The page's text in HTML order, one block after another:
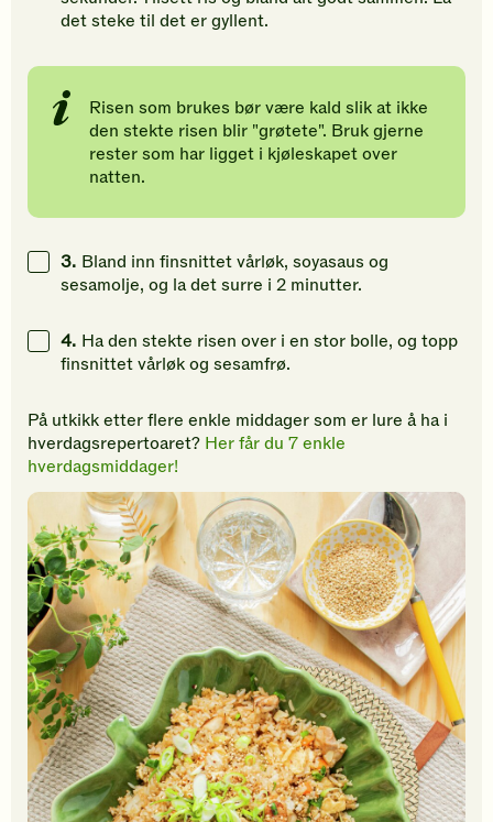
det steke til det er gyllent.
Risen som brukes bør være kald slik at ikke
den stekte risen blir "grøtete". Bruk gjerne
rester som har ligget i kjøleskapet over
natten.
3. Bland inn finsnittet vårløk, soyasaus og
sesamolje, og la det surre i 2 minutter.
4. Ha den stekte risen over i en stor bolle, og topp
finsnittet vårløk og sesamfrø.
På utkikk etter flere enkle middager som er lure å ha i
hverdagsrepertoaret? Her får du 7 enkle
hverdagsmiddager!